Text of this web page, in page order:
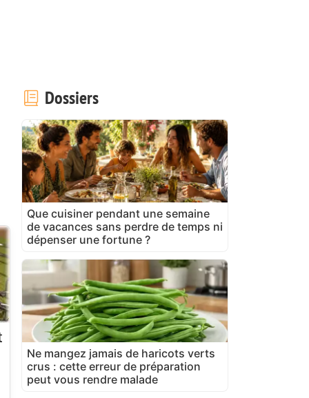
Dossiers
Que cuisiner pendant une semaine
de vacances sans perdre de temps ni
dépenser une fortune ?
Ne mangez jamais de haricots verts
crus : cette erreur de préparation
peut vous rendre malade